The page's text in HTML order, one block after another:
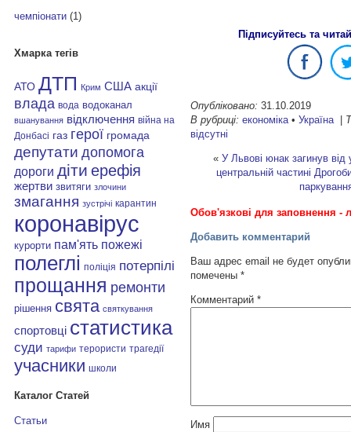
чемпіонати(1)
Хмарка тегів
АТО ДТП Крим США акції
влада вода водоканал
вшанування відключення війна на
Донбасі газ герої громада
депутати допомога
дороги діти ерефія
жертви звитяги злочини
змагання зустрічі карантин
коронавірус
курорти пам'ять пожежі
полеглі поліція потерпілі
прощання ремонти
рішення свята святкування
спортовці статистика
суди тарифи терористи трагедії
учасники школи
Каталог Статей
Статьи
Підписуйтесь та
Опубліковано: 31.10.2019
В рубриці: економіка• Україна|
відсутні
«У Львові юнак загинув
центральній частині
Обов'язкові для заповнення -
Добавить комментарий
Ваш адрес email не будет
помечены *
Комментарий *
Имя